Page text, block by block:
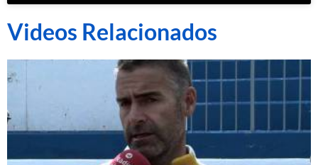
Videos Relacionados